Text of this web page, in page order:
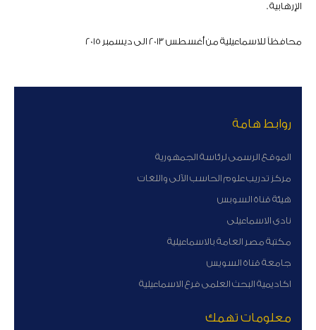
الإرهابية .
محافظاً للاسماعيلية من أغسطس 2013 الى ديسمبر 2015
روابط هامة
الموقع الرسمى لرئاسة الجمهورية
مركز تدريب علوم الحاسب الآلى واللغات
هيئة قناة السوبس
نادى الاسماعيلى
مكتبة مصر العامة بالاسماعيلية
جامعة قناة السويس
اكاديمية البحث العلمى فرع الاسماعيلية
معلومات تهمك